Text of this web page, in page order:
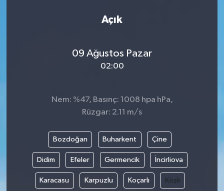
Açık
09 Ağustos Pazar
02:00
Nem: %47, Basınç: 1008 hpa hPa,
Rüzgar: 2.11 m/s
Bozdoğan Buharkent Çine
Didim Efeler Germencik İncirliova
Karacasu Karpuzlu Koçarlı Köşk
Bilim, Teknoloji